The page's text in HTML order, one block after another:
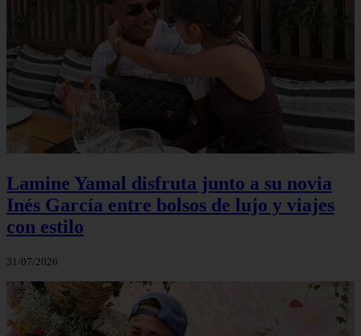
Lamine Yamal disfruta junto a su novia
Inés García entre bolsos de lujo y viajes
con estilo
31/07/2026